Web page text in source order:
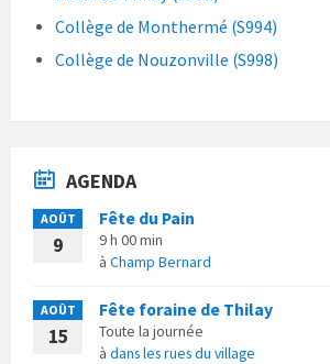
Collège de Monthermé (S994)
Collège de Nouzonville (S998)
AGENDA
AOÛT
9
Fête du Pain
9 h 00 min
à Champ Bernard
AOÛT
15
Fête foraine de Thilay
Toute la journée
à dans les rues du village